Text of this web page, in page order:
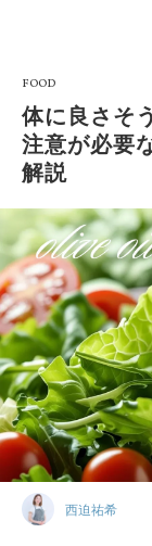
FOOD
体に良さそ
注意が必要
解説
西迫祐希